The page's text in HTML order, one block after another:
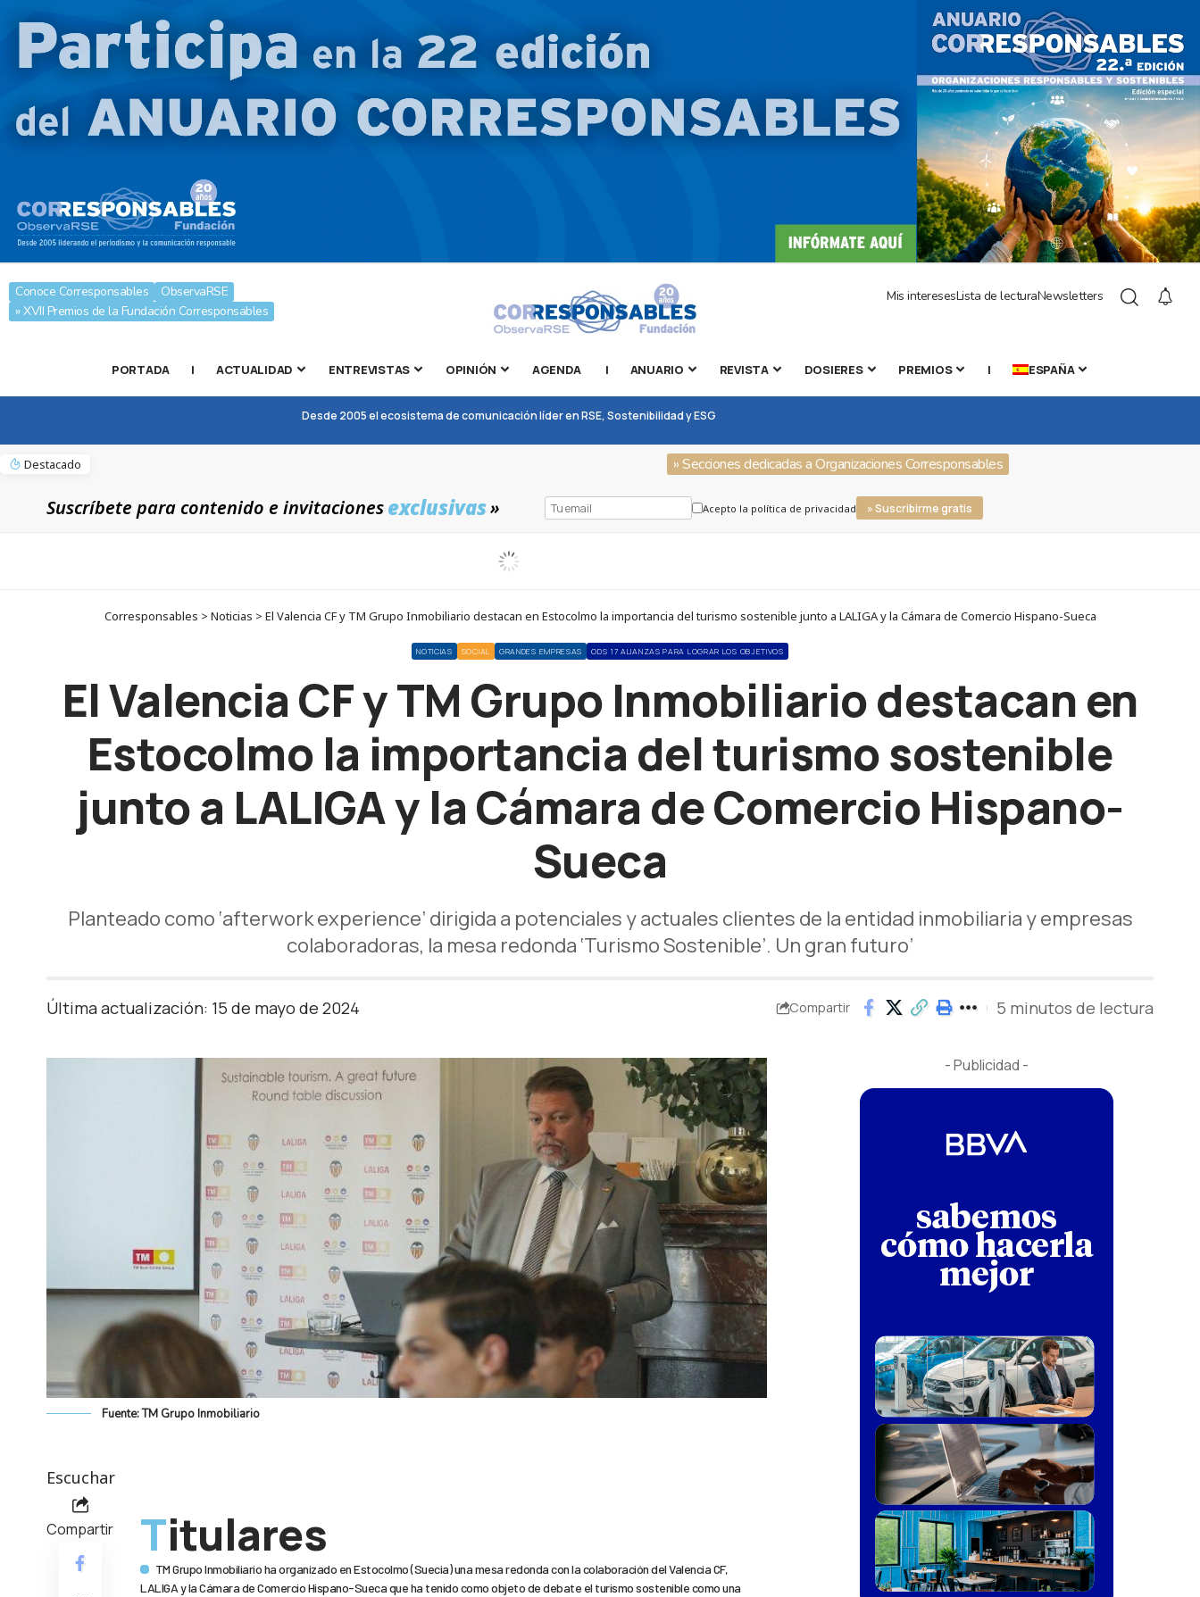
Conoce Corresponsables
ObservaRSE
» XVII Premios de la Fundación Corresponsables
Mis interesesLista de lecturaNewsletters
PORTADA | ACTUALIDAD ENTREVISTAS OPINIÓN AGENDA | ANUARIO REVISTA DOSIERES PREMIOS | ESPAÑA
Desde 2005 el ecosistema de comunicación líder en RSE, Sostenibilidad y ESG
Destacado » Secciones dedicadas a Organizaciones Corresponsables
Suscríbete para contenido e invitacionesexclusivas» Acepto la política de privacidad » Suscribirme gratis
Corresponsables > Noticias > El Valencia CF y TM Grupo Inmobiliario destacan en Estocolmo la importancia del turismo sostenible junto a LALIGA y la Cámara de Comercio Hispano-Sueca
NOTICIAS SOCIAL GRANDES EMPRESAS ODS 17 ALIANZAS PARA LOGRAR LOS OBJETIVOS
El Valencia CF y TM Grupo Inmobiliario destacan en
Estocolmo la importancia del turismo sostenible
junto a LALIGA y la Cámara de Comercio Hispano-
Sueca
Planteado como ‘afterwork experience’ dirigida a potenciales y actuales clientes de la entidad inmobiliaria y empresas
colaboradoras, la mesa redonda ‘Turismo Sostenible’. Un gran futuro’
Última actualización: 15 de mayo de 2024 Compartir 5 minutos de lectura
Fuente: TM Grupo Inmobiliario
Escuchar
Compartir Titulares
TM Grupo Inmobiliario ha organizado en Estocolmo (Suecia) una mesa redonda con la colaboración del Valencia CF,
LALIGA y la Cámara de Comercio Hispano-Sueca que ha tenido como objeto de debate el turismo sostenible como una
- Publicidad -